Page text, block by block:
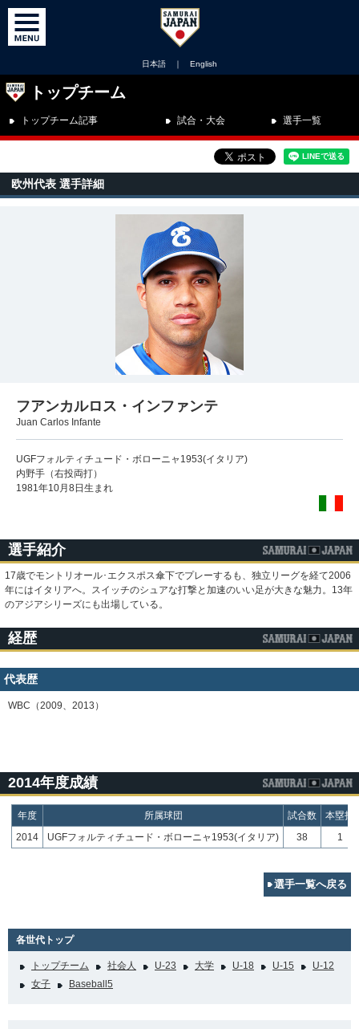
日本語 ｜ English
トップチーム
トップチーム記事 試合・大会 選手一覧
欧州代表 選手詳細
フアンカルロス・インファンテ
Juan Carlos Infante
UGFフォルティチュード・ボローニャ1953(イタリア)
内野手（右投両打）
1981年10月8日生まれ
選手紹介
17歳でモントリオール･エクスポス傘下でプレーするも、独立リーグを経て2006
年にはイタリアへ。スイッチのシュアな打撃と加速のいい足が大きな魅力。13年
のアジアシリーズにも出場している。
経歴
代表歴
WBC（2009、2013）
2014年度成績
年度 所属球団 試合数
本塁打
2014
UGFフォルティチュード・ボローニャ1953(イタリア) 38 1
選手一覧へ戻る
各世代トップ
トップチーム 社会人 U-23 大学 U-18 U-15
U-12
女子
Baseball5